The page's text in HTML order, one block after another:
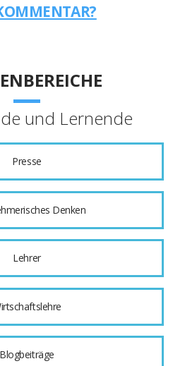
und Lernende
Presse
Denken
Lehrer
Blogbeiträge